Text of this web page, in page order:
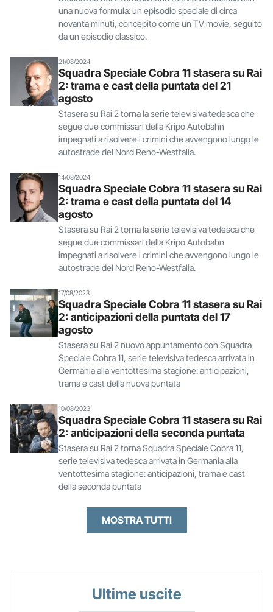
una nuova formula: un episodio speciale di circa
novanta minuti, concepito come un TV movie, seguito
da un episodio classico.
21/08/2024
Squadra Speciale Cobra 11 stasera su Rai
2: trama e cast della puntata del 21
agosto
Stasera su Rai 2 torna la serie televisiva tedesca che
segue due commissari della Kripo Autobahn
impegnati a risolvere i crimini che avvengono lungo le
autostrade del Nord Reno-Westfalia.
14/08/2024
Squadra Speciale Cobra 11 stasera su Rai
2: trama e cast della puntata del 14
agosto
Stasera su Rai 2 torna la serie televisiva tedesca che
segue due commissari della Kripo Autobahn
impegnati a risolvere i crimini che avvengono lungo le
autostrade del Nord Reno-Westfalia.
17/08/2023
Squadra Speciale Cobra 11 stasera su Rai
2: anticipazioni della puntata del 17
agosto
Stasera su Rai 2 nuovo appuntamento con Squadra
Speciale Cobra 11, serie televisiva tedesca arrivata in
Germania alla ventottesima stagione: anticipazioni,
trama e cast della nuova puntata
10/08/2023
Squadra Speciale Cobra 11 stasera su Rai
2: anticipazioni della seconda puntata
Stasera su Rai 2 torna Squadra Speciale Cobra 11,
serie televisiva tedesca arrivata in Germania alla
ventottesima stagione: anticipazioni, trama e cast
della seconda puntata
MOSTRA TUTTI
Ultime uscite